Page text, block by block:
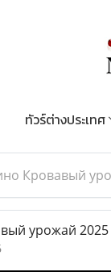
ทัวร์ต่างประเทศ
Кровавый
урожай